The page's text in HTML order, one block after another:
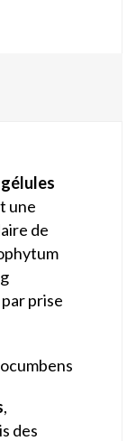
une
de
prise
,
des